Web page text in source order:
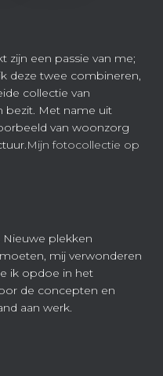
zijn een passie van me;
deze twee combineren,
collectie van
Met name uit
van woonzorg
Mijn fotocollectie op
plekken
mij verwonderen
ik opdoe in het
de concepten en
aan werk.